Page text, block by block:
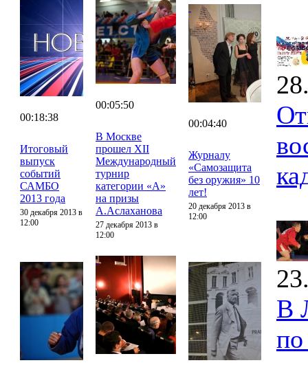
00:18:38
Итоговый
выпуск
событий
САМБО
2013 года
30 декабря 2013 в
12:00
00:05:50
В Москве
прошел XII
Международный
турнир
категории «А»
на призы
А.Аслаханова
27 декабря 2013 в
12:00
00:04:40
Журналу
«Самозащита
без оружия» 10
лет!
20 декабря 2013 в
12:00
В